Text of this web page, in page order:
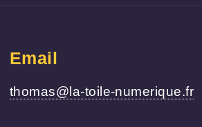
Email
thomas@la-toile-numerique.fr